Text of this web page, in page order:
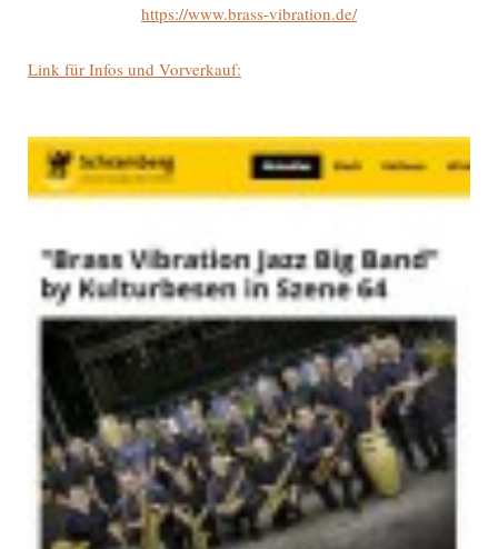
https://www.brass-vibration.de/
Link für Infos und Vorverkauf: